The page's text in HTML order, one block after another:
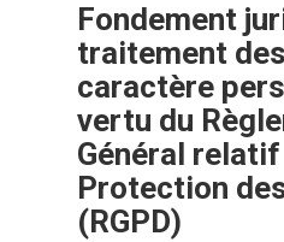
Fondement
traitement
caractère
vertu du
Général relatif
Protection
(RGPD)